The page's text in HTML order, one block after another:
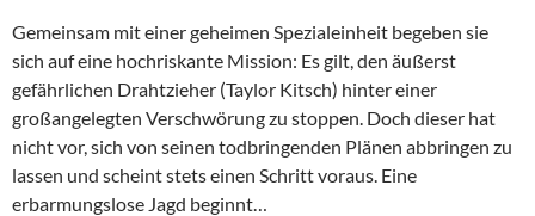
Gemeinsam mit einer geheimen Spezialeinheit begeben sie
sich auf eine hochriskante Mission: Es gilt, den äußerst
gefährlichen Drahtzieher (Taylor Kitsch) hinter einer
großangelegten Verschwörung zu stoppen. Doch dieser hat
nicht vor, sich von seinen todbringenden Plänen abbringen zu
lassen und scheint stets einen Schritt voraus. Eine
erbarmungslose Jagd beginnt…